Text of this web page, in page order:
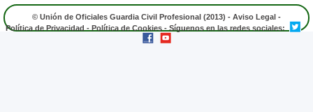
© Unión de Oficiales Guardia Civil Profesional (2013) - Aviso Legal -
Política de Privacidad - Política de Cookies - Síguenos en las redes sociales: